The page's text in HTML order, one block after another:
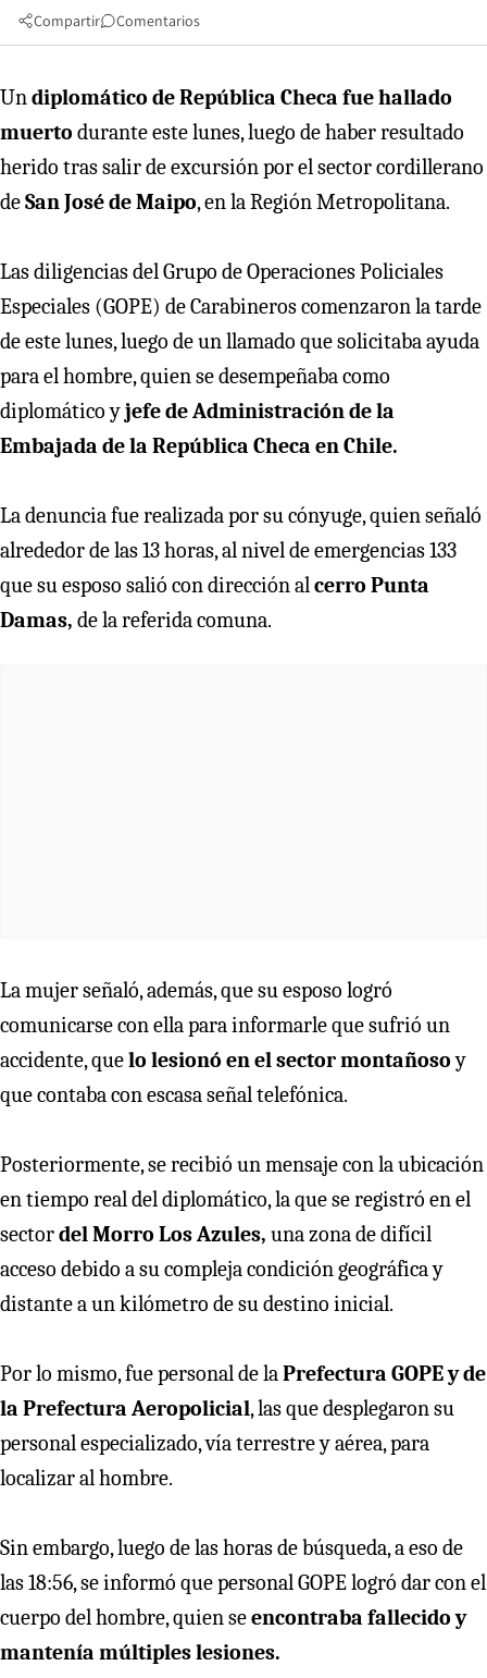
Compartir Comentarios
Undiplomático de República Checa fue hallado
muerto durante este lunes, luego de haber resultado
herido tras salir de excursión por el sector cordillerano
deSan José de Maipo, en la Región Metropolitana.
Las diligencias del Grupo de Operaciones Policiales
Especiales (GOPE) de Carabineros comenzaron la tarde
de este lunes, luego de un llamado que solicitaba ayuda
para el hombre, quien se desempeñaba como
diplomático yjefe de Administración de la
Embajada de la República Checa en Chile.
La denuncia fue realizada por su cónyuge, quien señaló
alrededor de las 13 horas, al nivel de emergencias 133
que su esposo salió con dirección alcerro Punta
Damas, de la referida comuna.
La mujer señaló, además, que su esposo logró
comunicarse con ella para informarle que sufrió un
accidente, quelo lesionó en el sector montañosoy
que contaba con escasa señal telefónica.
Posteriormente, se recibió un mensaje con la ubicación
en tiempo real del diplomático, la que se registró en el
sectordel Morro Los Azules, una zona de difícil
acceso debido a su compleja condición geográfica y
distante a un kilómetro de su destino inicial.
Por lo mismo, fue personal de laPrefectura GOPE y de
la Prefectura Aeropolicial, las que desplegaron su
personal especializado, vía terrestre y aérea, para
localizar al hombre.
Sin embargo, luego de las horas de búsqueda, a eso de
las 18:56, se informó que personal GOPE logró dar con el
cuerpo del hombre, quien seencontraba fallecido y
mantenía múltiples lesiones.